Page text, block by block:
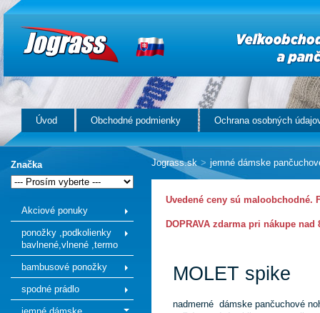
Úvod Obchodné podmienky Ochrana osobných
Značka
Akciové ponuky
ponožky ,podkolienky
bavlnené,vlnené ,termo
bambusové ponožky
spodné prádlo
Jograss.sk > jemné dámske
Uvedené ceny sú
DOPRAVA zdarma pri nákupe nad
MOLET spike
nadmerné dámske pančuchové